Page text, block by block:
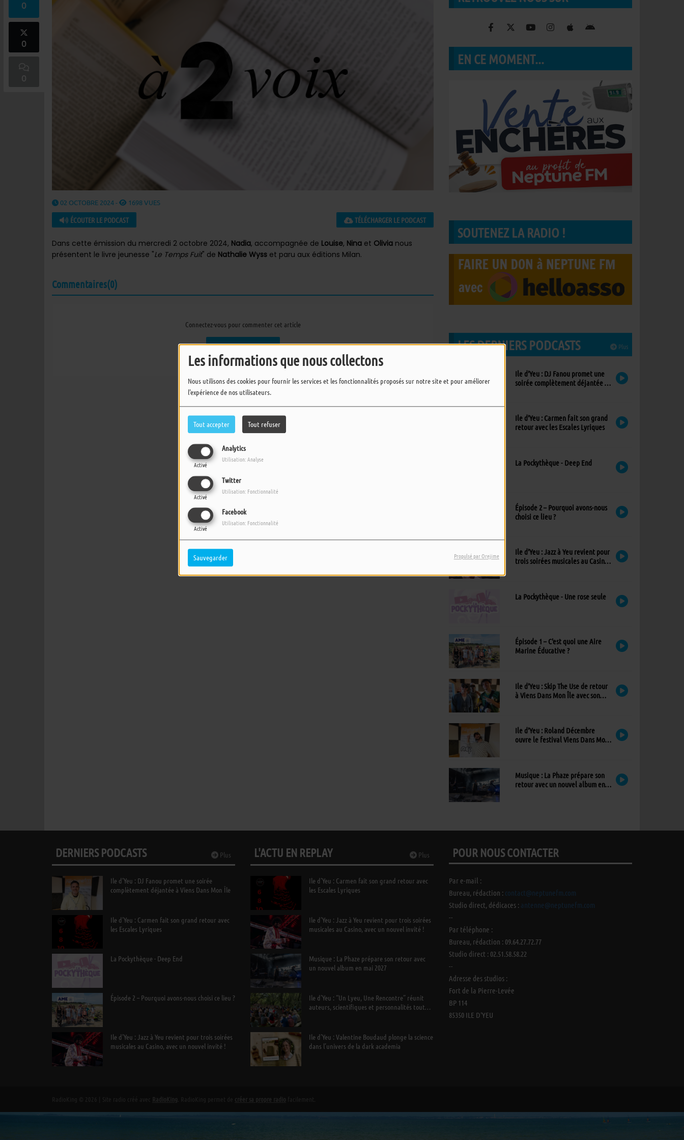
Les informations que nous collectons
Nous utilisons des cookies pour fournir les services et les fonctionnalités proposés sur notre site et pour améliorer
l'expérience de nos utilisateurs.
Tout accepter Tout refuser
Analytics
Activé
Utilisation: Analyse
Twitter
Activé
Utilisation: Fonctionnalité
Facebook
Activé
Utilisation: Fonctionnalité
Sauvegarder Propulsé par Orejime
0
0
0
02 OCTOBRE 2024 - 1698 VUES
ÉCOUTER LE PODCAST TÉLÉCHARGER LE PODCAST
Dans cette émission du mercredi 2 octobre 2024, Nadia, accompagnée de Louise, Nina et Olivia nous
présentent le livre jeunesse "Le Temps Fuit" de Nathalie Wyss et paru aux éditions Milan.
Commentaires(0)
Connectez-vous pour commenter cet article
SE CONNECTER
EN CE MOMENT...
SOUTENEZ LA RADIO !
Plus
LES DERNIERS PODCASTS
Ile d’Yeu : DJ Fanou promet une
soirée complètement déjantée à
Ile d’Yeu : Carmen fait son grand
retour avec les Escales Lyriques
La Pockythèque - Deep End
Épisode 2 – Pourquoi avons-nous
choisi ce lieu ?
Ile d’Yeu : Jazz à Yeu revient pour
trois soirées musicales au Casino,
La Pockythèque - Une rose seule
Épisode 1 – C'est quoi une Aire
Marine Éducative ?
Ile d’Yeu : Skip The Use de retour
à Viens Dans Mon Île avec son
Ile d’Yeu : Roland Décembre
ouvre le festival Viens Dans Mon
Musique : La Phaze prépare son
retour avec un nouvel album en
Plus
DERNIERS PODCASTS
Ile d’Yeu : DJ Fanou promet une soirée
complètement déjantée à Viens Dans Mon Île
Ile d’Yeu : Carmen fait son grand retour avec
les Escales Lyriques
La Pockythèque - Deep End
Épisode 2 – Pourquoi avons-nous choisi ce lieu ?
Ile d’Yeu : Jazz à Yeu revient pour trois soirées
musicales au Casino, avec un nouvel invité !
Plus
L'ACTU EN REPLAY
Ile d’Yeu : Carmen fait son grand retour avec
les Escales Lyriques
Ile d’Yeu : Jazz à Yeu revient pour trois soirées
musicales au Casino, avec un nouvel invité !
Musique : La Phaze prépare son retour avec
un nouvel album en mai 2027
Ile d’Yeu : “Un Lyeu, Une Rencontre” réunit
auteurs, scientifiques et personnalités tout
Ile d’Yeu : Valentine Boudaud plonge la science
dans l’univers de la dark academia
POUR NOUS CONTACTER
Par e-mail :
Bureau, rédaction : contact@neptunefm.com
Studio direct, dédicaces : antenne@neptunefm.com
--
Par téléphone :
Bureau, rédaction : 09.64.27.72.77
Studio direct : 02.51.58.58.22
--
Adresse des studios :
Fort de la Pierre-Levée
BP 114
85350 ILE D'YEU